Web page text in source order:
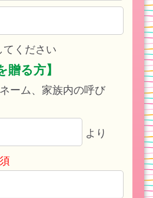
ください
贈る方】
ーム、家族内の呼び
より